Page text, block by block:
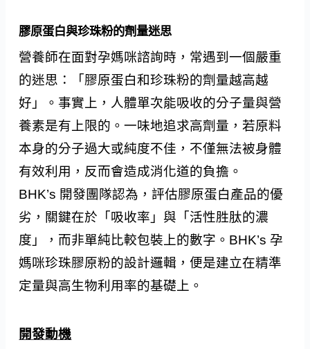
膠原蛋白與珍珠粉的劑量迷思
營養師在面對孕媽咪諮詢時，常遇到一個嚴重
的迷思：「膠原蛋白和珍珠粉的劑量越高越
好」。事實上，人體單次能吸收的分子量與營
養素是有上限的。一味地追求高劑量，若原料
本身的分子過大或純度不佳，不僅無法被身體
有效利用，反而會造成消化道的負擔。
BHK’s 開發團隊認為，評估膠原蛋白產品的優
劣，關鍵在於「吸收率」與「活性胜肽的濃
度」，而非單純比較包裝上的數字。BHK’s 孕
媽咪珍珠膠原粉的設計邏輯，便是建立在精準
定量與高生物利用率的基礎上。
開發動機